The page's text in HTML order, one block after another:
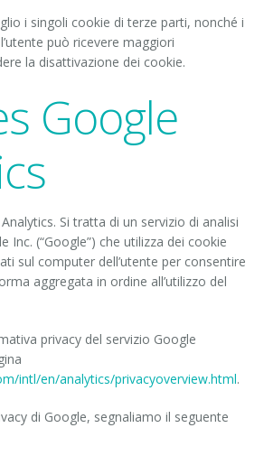
i singoli cookie di terze parti, nonché i
può ricevere maggiori
la disattivazione dei cookie.
Google
Si tratta di un servizio di analisi
Inc. (“Google”) che utilizza dei cookie
sul computer dell’utente per consentire
aggregata in ordine all’utilizzo del
privacy del servizio Google
intl/en/analytics/privacyoverview.html.
di Google, segnaliamo il seguente